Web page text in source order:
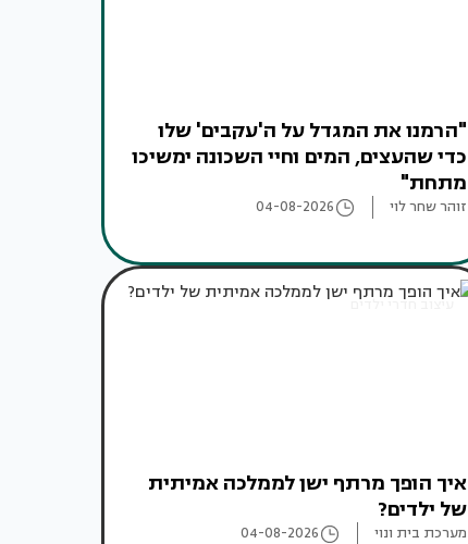
"הרמנו את המגדל על ה'עקבים' שלו
כדי שהעצים, המים וחיי השכונה ימשיכו
מתחת"
זוהר שחר לוי 04-08-2026
עיצוב חדרי ילדים
איך הופך מרתף ישן לממלכה אמיתית
של ילדים?
מערכת בית ונוי 04-08-2026